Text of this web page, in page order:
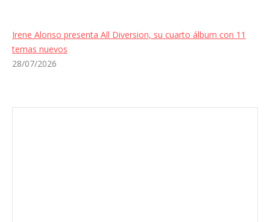
Irene Alonso presenta All Diversion, su cuarto álbum con 11
temas nuevos
28/07/2026